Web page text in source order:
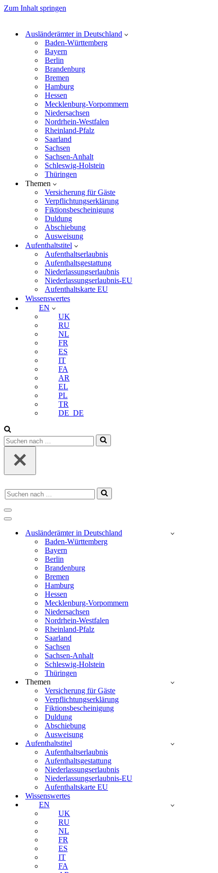
Zum Inhalt springen
Ausländerämter in Deutschland
Baden-Württemberg
Bayern
Berlin
Brandenburg
Bremen
Hamburg
Hessen
Mecklenburg-Vorpommern
Niedersachsen
Nordrhein-Westfalen
Rheinland-Pfalz
Saarland
Sachsen
Sachsen-Anhalt
Schleswig-Holstein
Thüringen
Themen
Versicherung für Gäste
Verpflichtungserklärung
Fiktionsbescheinigung
Duldung
Abschiebung
Ausweisung
Aufenthaltstitel
Aufenthaltserlaubnis
Aufenthaltsgestattung
Niederlassungserlaubnis
Niederlassungserlaubnis-EU
Aufenthaltskarte EU
Wissenswertes
EN
UK
RU
NL
FR
ES
IT
FA
AR
EL
PL
TR
DE_DE
Suchen
nach …
Suchen
nach …
Navigations-
Menü
Navigations-
Ausländerämter in Deutschland
Baden-Württemberg
Bayern
Berlin
Brandenburg
Bremen
Hamburg
Hessen
Mecklenburg-Vorpommern
Niedersachsen
Nordrhein-Westfalen
Rheinland-Pfalz
Saarland
Sachsen
Sachsen-Anhalt
Schleswig-Holstein
Thüringen
Themen
Versicherung für Gäste
Verpflichtungserklärung
Fiktionsbescheinigung
Duldung
Abschiebung
Ausweisung
Aufenthaltstitel
Aufenthaltserlaubnis
Aufenthaltsgestattung
Niederlassungserlaubnis
Niederlassungserlaubnis-EU
Aufenthaltskarte EU
Wissenswertes
EN
UK
RU
NL
FR
ES
IT
FA